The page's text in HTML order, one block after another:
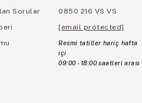
Sorular
0850 216 VS VS
[email protected]
Resmi tatiller hariç hafta
içi
09:00 - 18:00 saatleri arası